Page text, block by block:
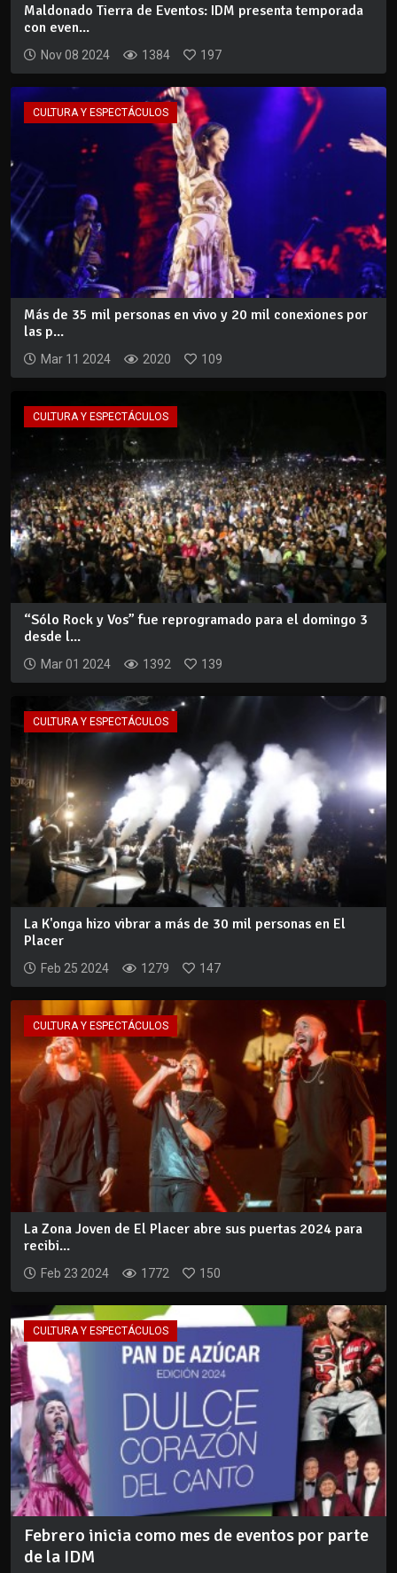
Maldonado Tierra de Eventos: IDM presenta temporada
con even...
Nov 08 2024 1384 197
CULTURA Y ESPECTÁCULOS
Más de 35 mil personas en vivo y 20 mil conexiones por
las p...
Mar 11 2024 2020 109
CULTURA Y ESPECTÁCULOS
“Sólo Rock y Vos” fue reprogramado para el domingo 3
desde l...
Mar 01 2024 1392 139
CULTURA Y ESPECTÁCULOS
La K'onga hizo vibrar a más de 30 mil personas en El
Placer
Feb 25 2024 1279 147
CULTURA Y ESPECTÁCULOS
La Zona Joven de El Placer abre sus puertas 2024 para
recibi...
Feb 23 2024 1772 150
CULTURA Y ESPECTÁCULOS
Febrero inicia como mes de eventos por parte
de la IDM